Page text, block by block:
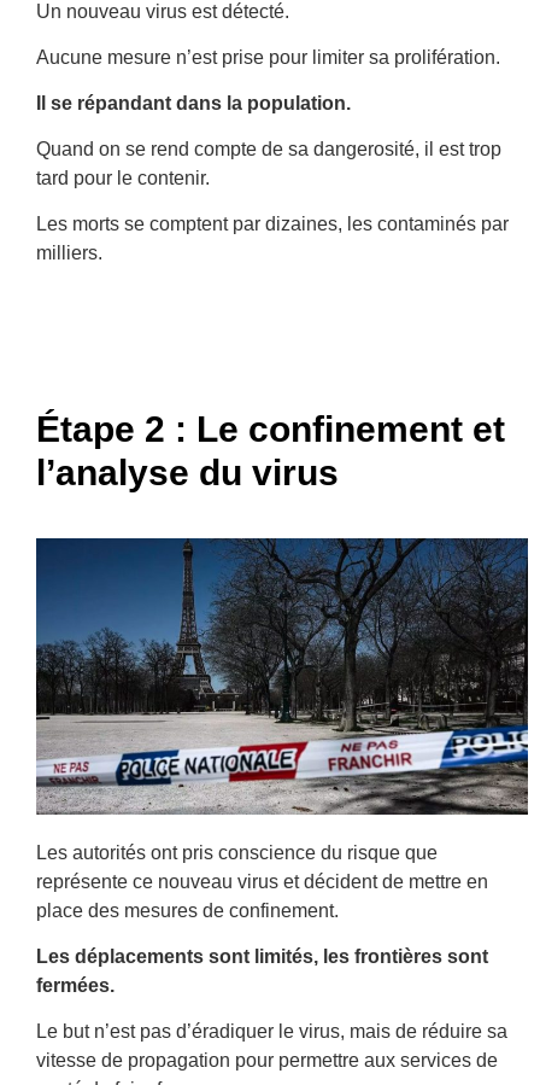
Un nouveau virus est détecté.
Aucune mesure n’est prise pour limiter sa prolifération.
Il se répandant dans la population.
Quand on se rend compte de sa dangerosité, il est trop
tard pour le contenir.
Les morts se comptent par dizaines, les contaminés par
milliers.
Étape 2 : Le confinement et
l’analyse du virus
Les autorités ont pris conscience du risque que
représente ce nouveau virus et décident de mettre en
place des mesures de confinement.
Les déplacements sont limités, les frontières sont
fermées.
Le but n’est pas d’éradiquer le virus, mais de réduire sa
vitesse de propagation pour permettre aux services de